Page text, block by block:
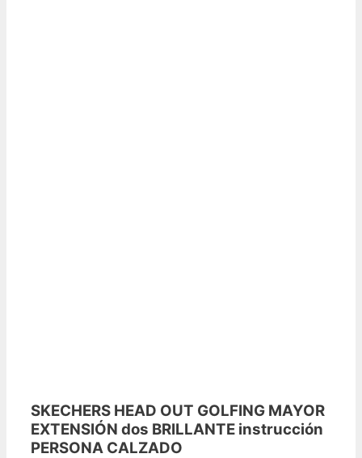
SKECHERS HEAD OUT GOLFING MAYOR
EXTENSIÓN dos BRILLANTE instrucción
PERSONA CALZADO